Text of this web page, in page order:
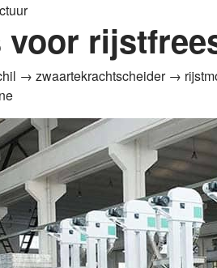
voor
→ zwaartekrachtscheider →